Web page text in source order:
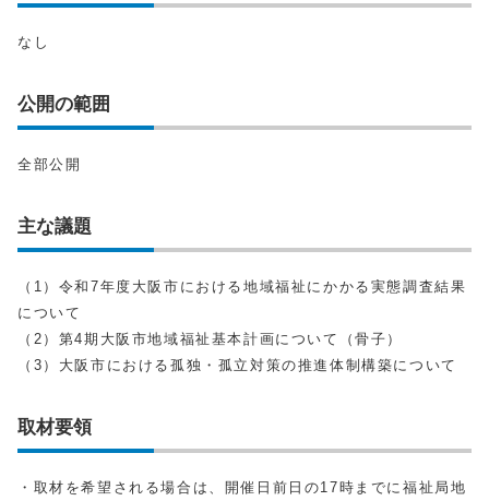
なし
公開の範囲
全部公開
主な議題
（1）令和7年度大阪市における地域福祉にかかる実態調査結果
について
（2）第4期大阪市地域福祉基本計画について（骨子）
（3）大阪市における孤独・孤立対策の推進体制構築について
取材要領
・取材を希望される場合は、開催日前日の17時までに福祉局地